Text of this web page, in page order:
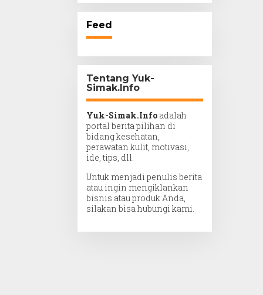
Feed
Tentang Yuk-
Simak.Info
Yuk-Simak.Info adalah
portal berita pilihan di
bidang kesehatan,
perawatan kulit, motivasi,
ide, tips, dll.
Untuk menjadi penulis berita
atau ingin mengiklankan
bisnis atau produk Anda,
silakan bisa hubungi kami.